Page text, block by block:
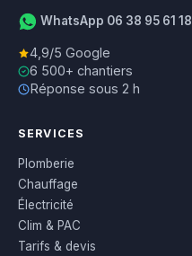
WhatsApp 06 38 95 61 18
4,9/5 Google
6 500+ chantiers
Réponse sous 2 h
SERVICES
Plomberie
Chauffage
Électricité
Clim & PAC
Tarifs & devis